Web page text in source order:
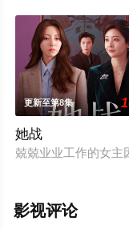
更新至第8集
她战
兢兢业业工作的女主
影视评论